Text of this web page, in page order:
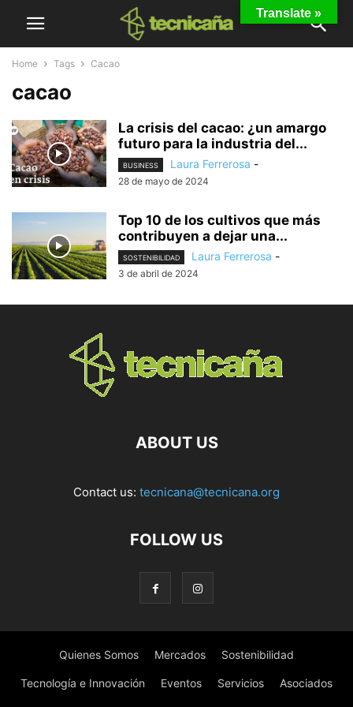
Home Tags Cacao
cacao
La crisis del cacao: ¿un amargo
futuro para la industria del...
BUSINESS Laura Ferrerosa -
28 de mayo de 2024
Top 10 de los cultivos que más
contribuyen a dejar una...
SOSTENIBILIDAD Laura Ferrerosa -
3 de abril de 2024
ABOUT US
Contact us: tecnicana@tecnicana.org
FOLLOW US
Quienes Somos Mercados Sostenibilidad
Tecnología e Innovación Eventos Servicios Asociados
Translate »